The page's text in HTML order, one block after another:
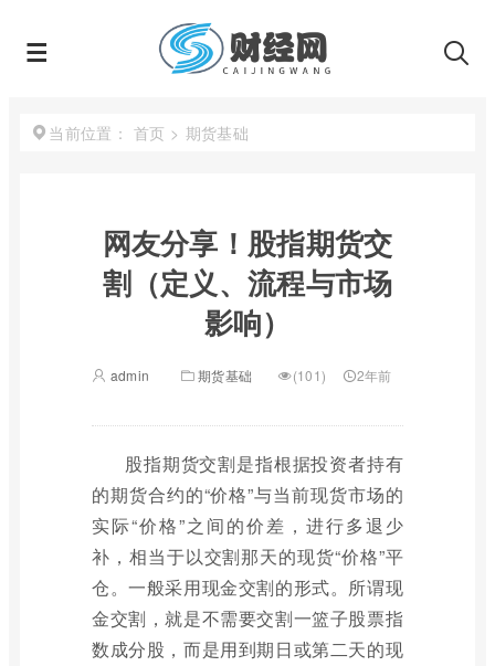
当前位置： 首页 > 期货基础
网友分享！股指期货交
割（定义、流程与市场
影响）
admin 期货基础 (101) 2年前
股指期货交割是指根据投资者持有
的期货合约的“价格”与当前现货市场的
实际“价格”之间的价差，进行多退少
补，相当于以交割那天的现货“价格”平
仓。一般采用现金交割的形式。所谓现
金交割，就是不需要交割一篮子股票指
数成分股，而是用到期日或第二天的现